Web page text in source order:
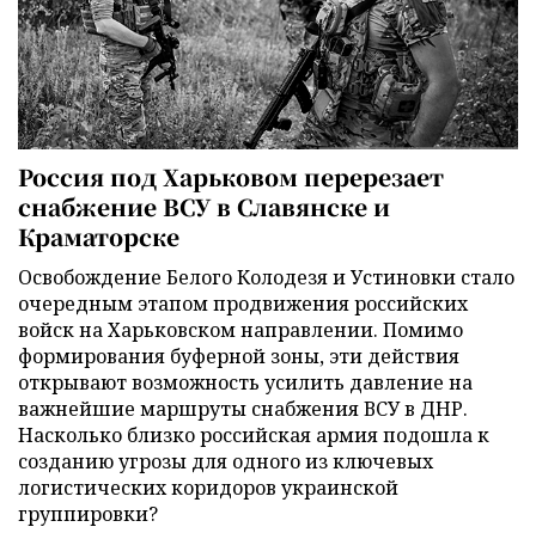
Россия под Харьковом перерезает
снабжение ВСУ в Славянске и
Краматорске
Освобождение Белого Колодезя и Устиновки стало
очередным этапом продвижения российских
войск на Харьковском направлении. Помимо
формирования буферной зоны, эти действия
открывают возможность усилить давление на
важнейшие маршруты снабжения ВСУ в ДНР.
Насколько близко российская армия подошла к
созданию угрозы для одного из ключевых
логистических коридоров украинской
группировки?